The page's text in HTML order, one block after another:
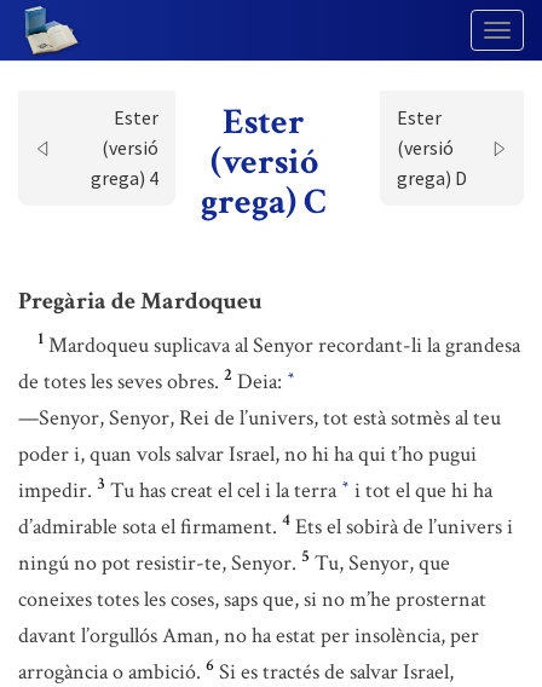
Ester
(versió
grega) 4
Ester
(versió
grega) C
Ester
(versió
grega) D
Pregària de Mardoqueu
1 Mardoqueu suplicava al Senyor recordant-li la grandesa
de totes les seves obres. 2 Deia: *
—Senyor, Senyor, Rei de l’univers, tot està sotmès al teu
poder i, quan vols salvar Israel, no hi ha qui t’ho pugui
impedir. 3 Tu has creat el cel i la terra * i tot el que hi ha
d’admirable sota el firmament. 4 Ets el sobirà de l’univers i
ningú no pot resistir-te, Senyor. 5 Tu, Senyor, que
coneixes totes les coses, saps que, si no m’he prosternat
davant l’orgullós Aman, no ha estat per insolència, per
arrogància o ambició. 6 Si es tractés de salvar Israel,